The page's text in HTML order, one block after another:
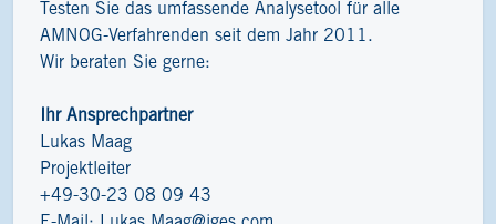
Testen Sie das umfassende Analysetool für alle
AMNOG-Verfahrenden seit dem Jahr 2011.
Wir beraten Sie gerne:
Ihr Ansprechpartner
Lukas Maag
Projektleiter
+49-30-23 08 09 43